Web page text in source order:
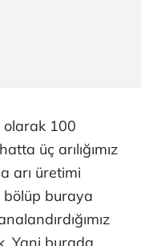
olarak 100
üç arılığımız
arı üretimi
bölüp buraya
Yani burada